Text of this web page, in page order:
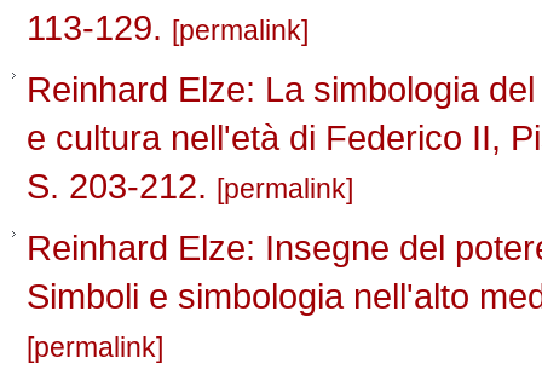
113-129.
permalink
Reinhard Elze: La simbologia
e cultura nell'età di Federico II,
S. 203-212.
permalink
Reinhard Elze: Insegne del
Simboli e simbologia nell'alto
permalink